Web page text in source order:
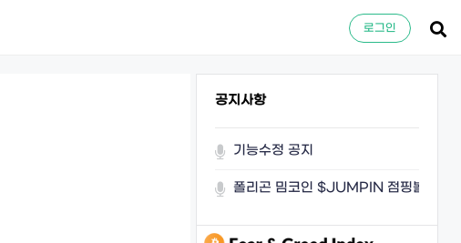
로그인
공지사항
기능수정 공지
폴리곤 밈코인 $JUMPIN 점핑볼이 쏜